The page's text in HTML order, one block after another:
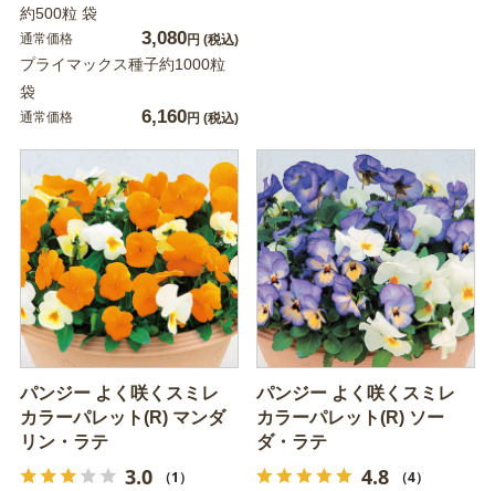
約500粒 袋
通常価格 3,080円 (税込)
プライマックス種子約1000粒
袋
通常価格 6,160円 (税込)
パンジー よく咲くスミレ
カラーパレット(R) マンダ
リン・ラテ
3.0 （1）
パンジー よく咲くスミレ
カラーパレット(R) ソー
ダ・ラテ
4.8 （4）